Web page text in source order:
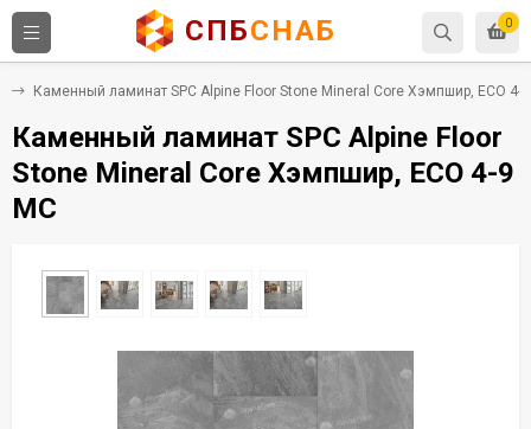
0
СПБСНАБ
Каменный ламинат SPC Alpine Floor Stone Mineral Core Хэмпшир, ECO 4-9
Каменный ламинат SPC Alpine Floor
Stone Mineral Core Хэмпшир, ECO 4-9
MC